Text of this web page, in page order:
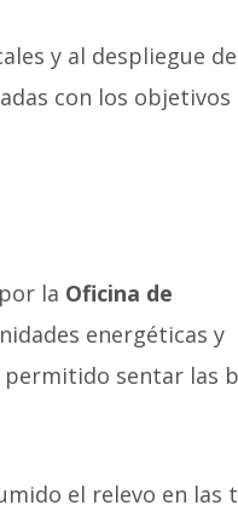
y al despliegue
con los objetivos
la Oficina de
energéticas y
sentar las
el relevo en las